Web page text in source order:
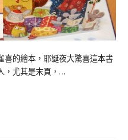
喜的繪本，耶誕夜大驚喜這本書
，尤其是末頁，…